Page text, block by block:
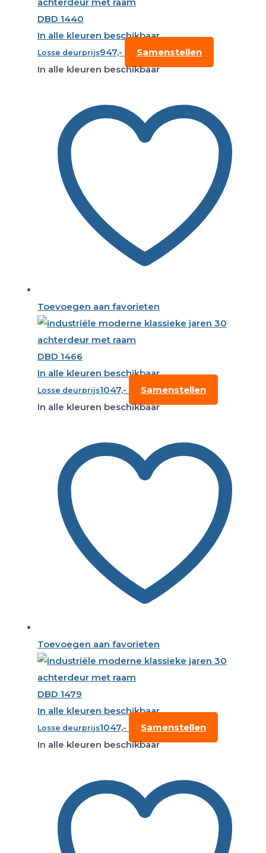
DBD 1440
In alle kleuren beschikbaar
Losse deurprijs947,-
Samenstellen
In alle kleuren beschikbaar
Toevoegen aan favorieten
DBD 1466
In alle kleuren beschikbaar
Losse deurprijs1047,-
Samenstellen
In alle kleuren beschikbaar
Toevoegen aan favorieten
DBD 1479
In alle kleuren beschikbaar
Losse deurprijs1047,-
Samenstellen
In alle kleuren beschikbaar